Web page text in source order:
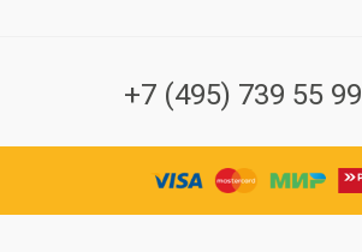
+7 (495) 739 55 99